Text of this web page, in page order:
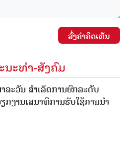
ສົ່ງຄໍາຄິດເຫັນ
ນະທຳ-ສັງຄົມ
ລະວັນ ສໍາເລັດການຍົກລະດັບ
ກງານເສນາທິການຮັບໃຊ້ການນໍາ